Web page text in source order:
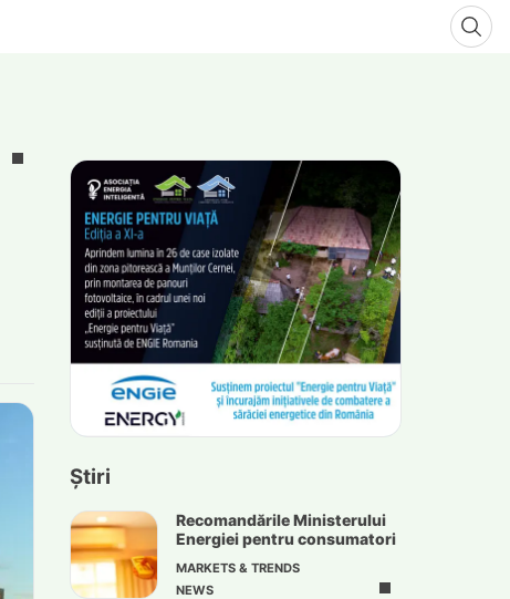
Știri
Recomandările Ministerului
Energiei pentru consumatori
MARKETS & TRENDS
NEWS